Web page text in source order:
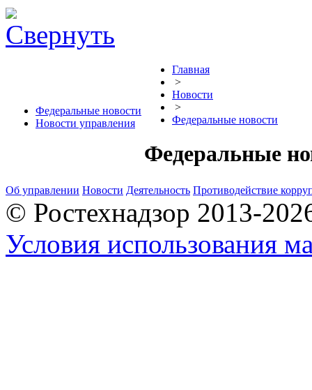
Федеральные новости
Новости управления
Главная
>
Новости
>
Федеральные новости
Федеральные
Об управлении Новости Деятельность Противодействие
© Ростехнадзор 2013-
Условия использования